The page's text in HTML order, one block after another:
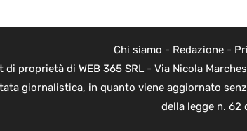
Chi siamo - Redazione-
proprietà di WEB 365 SRL - Via Nicola
giornalistica, in quanto viene aggiornato
della legge n. 62